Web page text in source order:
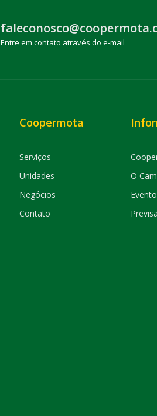
Entre em contato através do e-mail
Coopermota
Serviços
Unidades
Negócios
Contato
O